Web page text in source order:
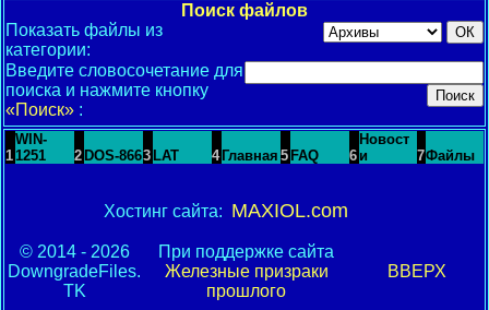
Поиск файлов
Показать файлы из
категории:
Введите словосочетание для
поиска и нажмите кнопку
«Поиск» :
1
WIN-
1251
2 DOS-8663 LAT 4 Главная 5 FAQ 6
Новост
и
7Файлы
Хостинг сайта: MAXIOL.com
© 2014 - 2026
DowngradeFiles.
TK
При поддержке сайта
Железные призраки
прошлого
ВВЕРХ